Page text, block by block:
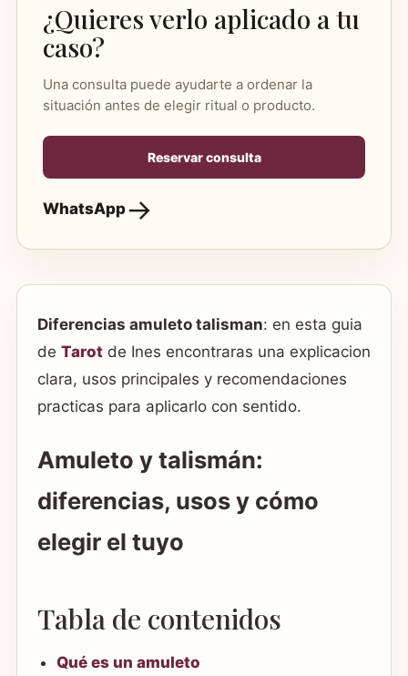
¿Quieres verlo aplicado a tu
caso?
Una consulta puede ayudarte a ordenar la
situación antes de elegir ritual o producto.
Reservar consulta
WhatsApp
Diferencias amuleto talisman: en esta guia
de Tarot de Ines encontraras una explicacion
clara, usos principales y recomendaciones
practicas para aplicarlo con sentido.
Amuleto y talismán:
diferencias, usos y cómo
elegir el tuyo
Tabla de contenidos
Qué es un amuleto